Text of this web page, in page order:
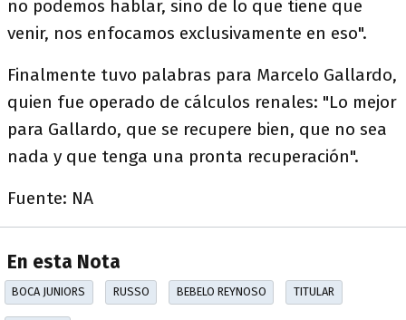
no podemos hablar, sino de lo que tiene que
venir, nos enfocamos exclusivamente en eso".
Finalmente tuvo palabras para Marcelo Gallardo,
quien fue operado de cálculos renales: "Lo mejor
para Gallardo, que se recupere bien, que no sea
nada y que tenga una pronta recuperación".
Fuente: NA
En esta Nota
BOCA JUNIORS RUSSO BEBELO REYNOSO TITULAR